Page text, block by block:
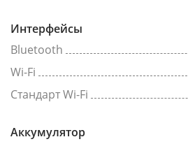
Интерфейсы
Bluetooth
Wi-Fi
Стандарт Wi-Fi
Аккумулятор